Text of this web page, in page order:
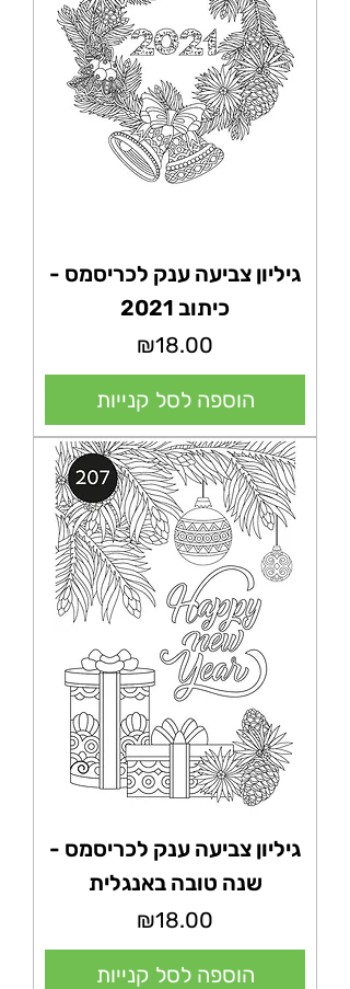
גיליון צביעה ענק לכריסמס -
כיתוב 2021
מחיר
₪18.00
הוספה לסל קנייות
גיליון צביעה ענק לכריסמס -
שנה טובה באנגלית
מחיר
₪18.00
הוספה לסל קנייות